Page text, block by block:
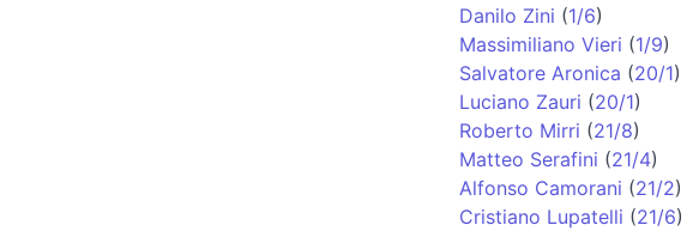
Danilo Zini (1/6)
Massimiliano Vieri (1/9)
Salvatore Aronica (20/1)
Luciano Zauri (20/1)
Roberto Mirri (21/8)
Matteo Serafini (21/4)
Alfonso Camorani (21/2)
Cristiano Lupatelli (21/6)